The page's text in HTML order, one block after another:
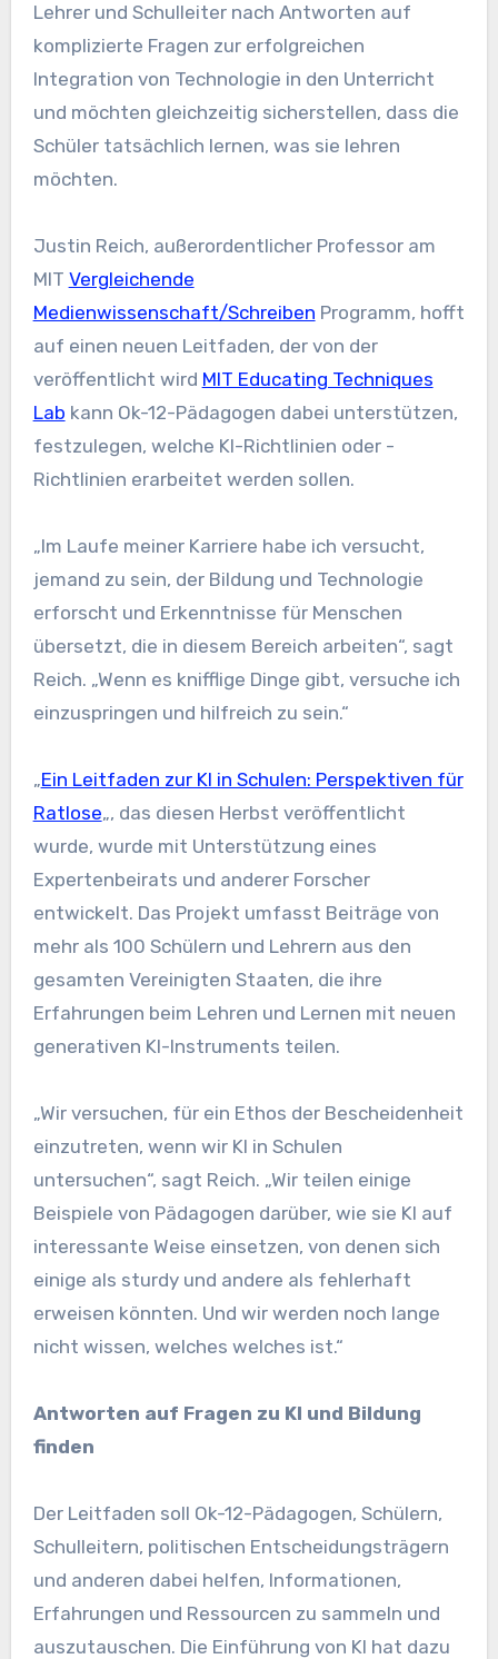
Lehrer und Schulleiter nach Antworten auf
komplizierte Fragen zur erfolgreichen
Integration von Technologie in den Unterricht
und möchten gleichzeitig sicherstellen, dass die
Schüler tatsächlich lernen, was sie lehren
möchten.
Justin Reich, außerordentlicher Professor am
MIT Vergleichende
Medienwissenschaft/Schreiben Programm, hofft
auf einen neuen Leitfaden, der von der
veröffentlicht wird MIT Educating Techniques
Lab kann Ok-12-Pädagogen dabei unterstützen,
festzulegen, welche KI-Richtlinien oder -
Richtlinien erarbeitet werden sollen.
„Im Laufe meiner Karriere habe ich versucht,
jemand zu sein, der Bildung und Technologie
erforscht und Erkenntnisse für Menschen
übersetzt, die in diesem Bereich arbeiten“, sagt
Reich. „Wenn es knifflige Dinge gibt, versuche ich
einzuspringen und hilfreich zu sein.“
„Ein Leitfaden zur KI in Schulen: Perspektiven für
Ratlose„, das diesen Herbst veröffentlicht
wurde, wurde mit Unterstützung eines
Expertenbeirats und anderer Forscher
entwickelt. Das Projekt umfasst Beiträge von
mehr als 100 Schülern und Lehrern aus den
gesamten Vereinigten Staaten, die ihre
Erfahrungen beim Lehren und Lernen mit neuen
generativen KI-Instruments teilen.
„Wir versuchen, für ein Ethos der Bescheidenheit
einzutreten, wenn wir KI in Schulen
untersuchen“, sagt Reich. „Wir teilen einige
Beispiele von Pädagogen darüber, wie sie KI auf
interessante Weise einsetzen, von denen sich
einige als sturdy und andere als fehlerhaft
erweisen könnten. Und wir werden noch lange
nicht wissen, welches welches ist.“
Antworten auf Fragen zu KI und Bildung
finden
Der Leitfaden soll Ok-12-Pädagogen, Schülern,
Schulleitern, politischen Entscheidungsträgern
und anderen dabei helfen, Informationen,
Erfahrungen und Ressourcen zu sammeln und
auszutauschen. Die Einführung von KI hat dazu